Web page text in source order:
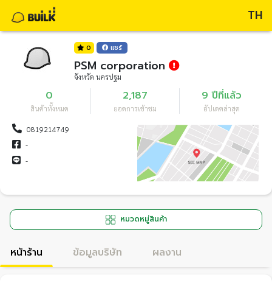
TH
0 แชร์
PSM corporation
จังหวัด นครปฐม
0
สินค้าทั้งหมด
2,187
ยอดการเข้าชม
9 ปีที่แล้ว
อัปเดตล่าสุด
0819214749
-
-
หมวดหมู่สินค้า
หน้าร้าน ข้อมูลบริษัท ผลงาน